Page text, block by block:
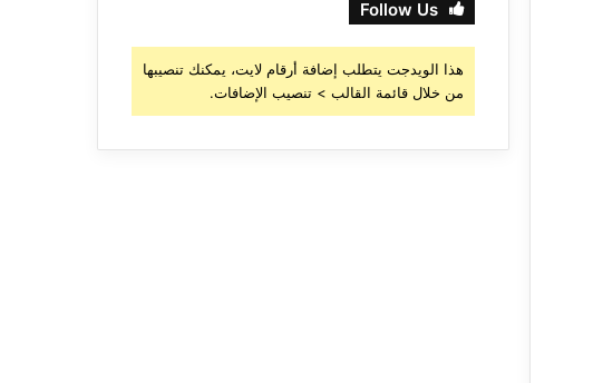
Follow Us
هذا الويدجت يتطلب إضافة أرقام لايت، يمكنك تنصيبها
من خلال قائمة القالب > تنصيب الإضافات.